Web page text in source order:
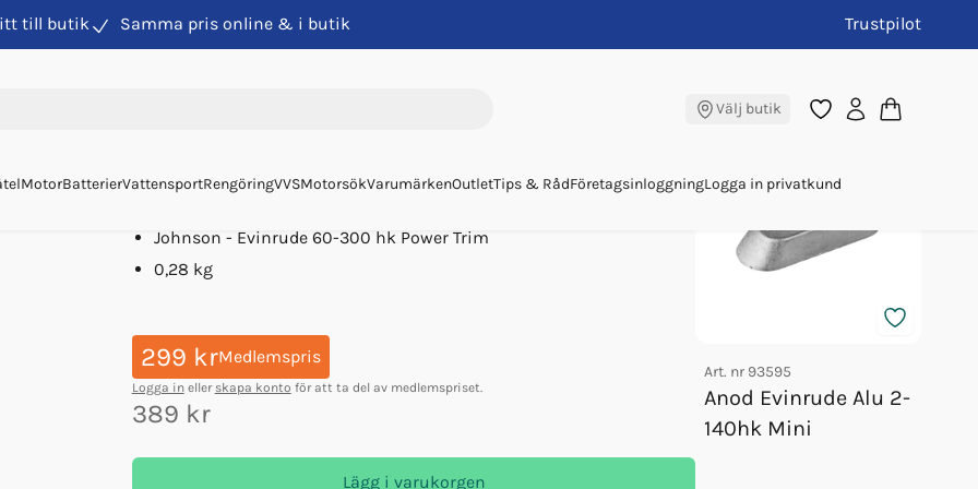
till butik Samma pris online & i butik Trustpilot
Välj butik
MotorBatterierVattensportRengöringVVSMotorsökVarumärkenOutletTips & RådFöretagsinloggningLogga in privatkund
Anod Evinrude Alu 60-300hk Bar
Johnson - Evinrude 60-300 hk Power Trim
0,28 kg
299 krMedlemspris
Logga in eller skapa konto för att ta del av medlemspriset.
389 kr
Lägg i varukorgen
Art. nr 93595
Anod Evinrude Alu 2-
140hk Mini